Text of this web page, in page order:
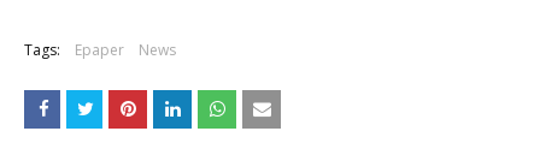
Tags: Epaper News